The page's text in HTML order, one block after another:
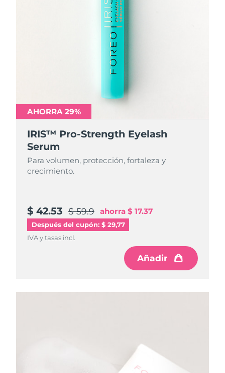
AHORRA 29%
IRIS™ Pro-Strength Eyelash
Serum
Para volumen, protección, fortaleza y
crecimiento.
$ 42.53 $ 59.9 ahorra $ 17.37
Después del cupón: $ 29,77
IVA y tasas incl.
Añadir